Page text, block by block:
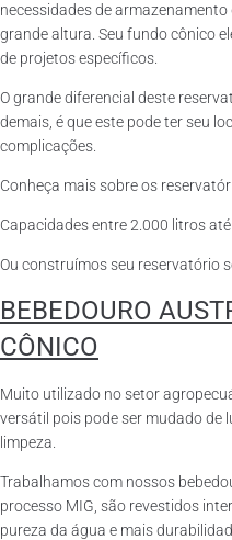
necessidades de
grande altura. Seu fundo cônico
de projetos específicos.
O grande diferencial deste
demais, é que este pode ter seu
complicações.
Conheça mais sobre os
Capacidades entre 2.000 litros
Ou construímos seu reservatório
BEBEDOURO
CÔNICO
Muito utilizado no setor
versátil pois pode ser mudado de
limpeza.
Trabalhamos com nossos
processo MIG, são revestidos
pureza da água e mais